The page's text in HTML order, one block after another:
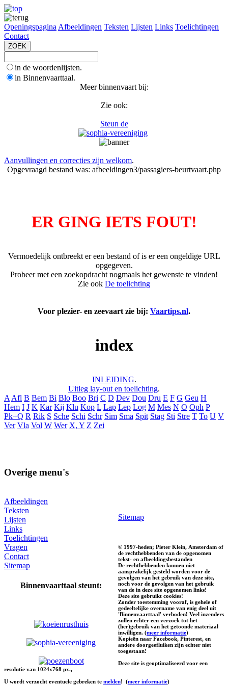
Openingspagina Afbeeldingen Teksten Lijsten Links Toelichtingen
Contact
in de woordenlijsten.
in Binnenvaarttaal.
Meer binnenvaart bij:
Zie ook:
Steun de
Aanvullingen en correcties zijn welkom.
Opgevraagd bestand was: afbeeldingen3/passagiers-beurtvaart.php
ER GING IETS FOUT!
Vermoedelijk ontbreekt er een bestand of is er een ongeldige URL
opgegeven.
Probeer met een zoekopdracht nogmaals het gewenste te vinden!
Zie ook De toelichting
Voor plezier- en zeevaart zie bij: Vaartips.nl.
index
INLEIDING.
Uitleg lay-out en toelichting.
A Afl B Bem Bi Blo Boo Bri C D Dev Dou Dru E F G Geu H
Hem I J K Kar Kij Klu Kop L Lap Lep Log M Mes N O Oph P
Pk+Q R Rik S Sche Schi Schr Sim Sma Spit Stag Sti Stre T To U V
Ver Vla Vol W Wer X, Y Z Zei
Overige menu's
Afbeeldingen
Teksten
Lijsten
Links
Toelichtingen
Vragen
Contact
Sitemap
Binnenvaarttaal steunt:
Sitemap
© 1997-heden; Pieter Klein, Amsterdam of
de rechthebbenden van de opgenomen
tekst- en afbeeldingsbestanden
De rechthebbenden kunnen niet
aansprakelijk gesteld worden voor de
gevolgen van het gebruik van deze site,
noch voor de gevolgen van het gebruik
van de in deze site opgenomen links!
Deze site gebruikt cookies!
Zonder toestemming vooraf, is gehele of
gedeeltelijke overname van enig deel uit
'Binnenvaarttaal' verboden! Veel inzenders
zullen echter een verzoek tot het
(her)gebruik van het getoonde materiaal
inwilligen. (meer informatie)
Kopieën naar Facebook, Pinterest, en
andere doorgeefluiken zijn echter niet
toegestaan!
Deze site is geoptimaliseerd voor een
resolutie van 1024x768 px.,
U wordt verzocht eventuele gebreken te melden! (meer informatie)